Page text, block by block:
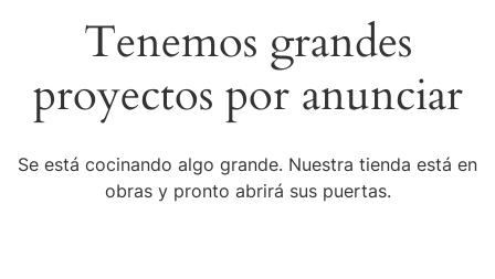
Tenemos grandes
proyectos por anunciar
Se está cocinando algo grande. Nuestra tienda está en
obras y pronto abrirá sus puertas.